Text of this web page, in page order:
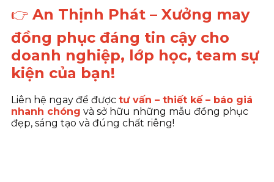
👉 An Thịnh Phát – Xưởng may
đồng phục đáng tin cậy cho
doanh nghiệp, lớp học, team sự
kiện của bạn!
Liên hệ ngay để được tư vấn – thiết kế – báo giá
nhanh chóng và sở hữu những mẫu đồng phục
đẹp, sáng tạo và đúng chất riêng!